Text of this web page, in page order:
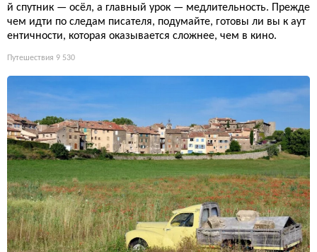
й спутник — осёл, а главный урок — медлительность. Прежде
чем идти по следам писателя, подумайте, готовы ли вы к аут
ентичности, которая оказывается сложнее, чем в кино.
Путешествия 9 530